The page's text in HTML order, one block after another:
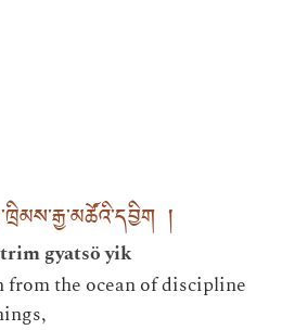
།
gyatsö yik
the ocean of discipline